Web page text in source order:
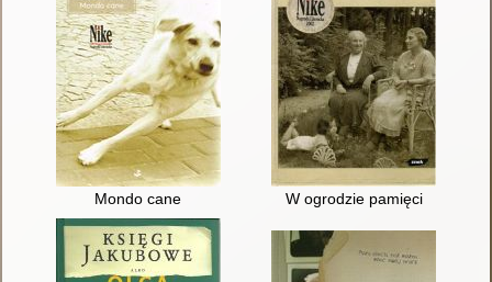
Mondo cane W ogrodzie pamięci